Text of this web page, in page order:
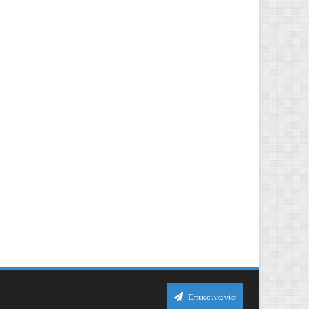
Επικοινωνία